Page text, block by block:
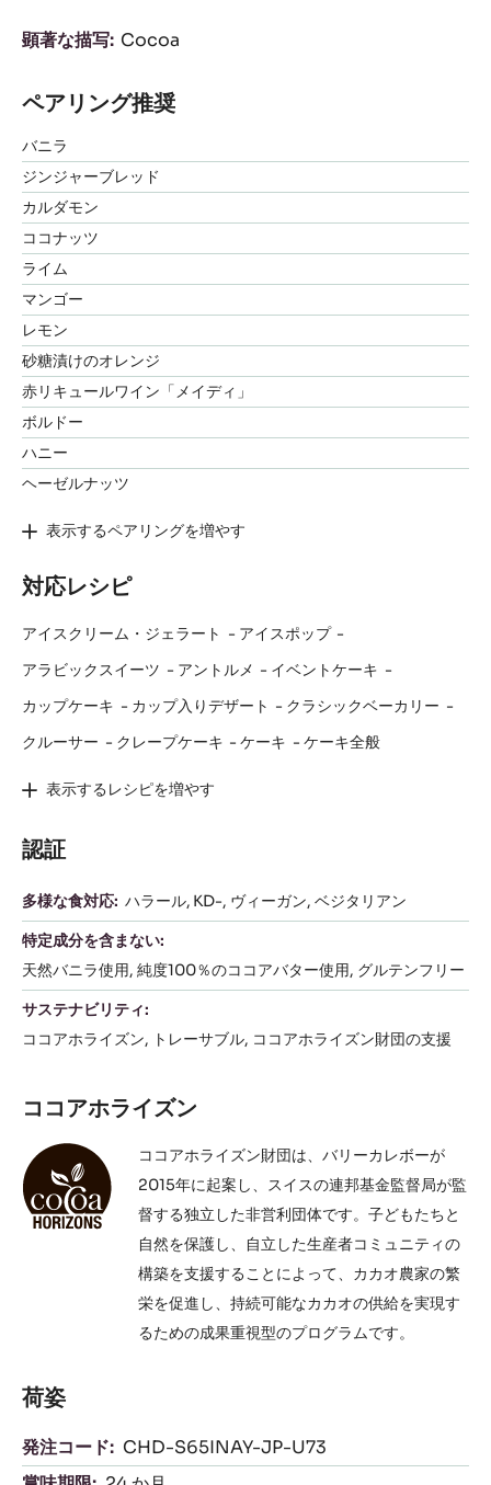
顕著な描写 Cocoa
ペアリング推奨
バニラ
ジンジャーブレッド
カルダモン
ココナッツ
ライム
マンゴー
レモン
砂糖漬けのオレンジ
赤リキュールワイン「メイディ」
ボルドー
ハニー
ヘーゼルナッツ
表示するペアリングを増やす
対応レシピ
アイスクリーム・ジェラート
アイスポップ
アラビックスイーツ
アントルメ
イベントケーキ
カップケーキ
カップ入りデザート
クラシックベーカリー
クルーサー
クレープケーキ ケーキ ケーキ全般
表示するレシピを増やす
認証
多様な食対応: ハラール KD- ヴィーガン ベジタリアン
特定成分を含まない:
天然バニラ使用 純度100％のココアバター使用 グルテンフリー
サステナビリティ:
ココアホライズン
トレーサブル ココアホライズン財団の支援
ココアホライズン
ココアホライズン財団は、バリーカレボーが
2015年に起案し、スイスの連邦基金監督局が監
督する独立した非営利団体です。子どもたちと
自然を保護し、自立した生産者コミュニティの
構築を支援することによって、カカオ農家の繁
栄を促進し、持続可能なカカオの供給を実現す
るための成果重視型のプログラムです。
荷姿
発注コード: CHD-S65INAY-JP-U73